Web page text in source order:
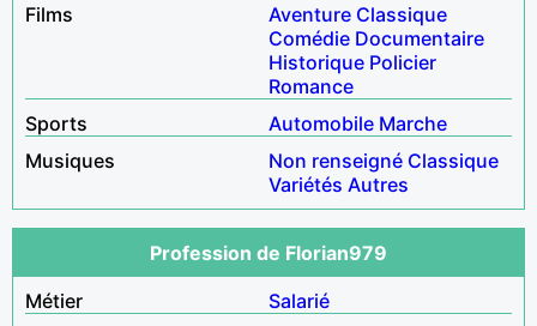
Films
Aventure Classique
Comédie Documentaire
Historique Policier
Romance
Sports
Automobile Marche
Musiques
Non renseigné Classique
Variétés Autres
Profession de Florian979
Métier
Salarié